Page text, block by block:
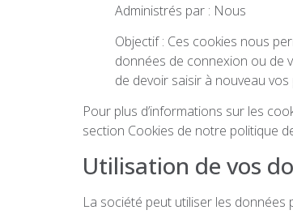
Administrés par : Nous
Objectif : Ces cookies nous
données de connexion ou de
de devoir saisir à nouveau
Pour plus d’informations sur les
section Cookies de notre politique
Utilisation de vos
La société peut utiliser les données